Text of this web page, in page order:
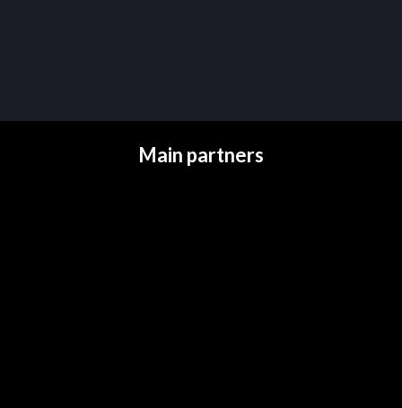
Main partners